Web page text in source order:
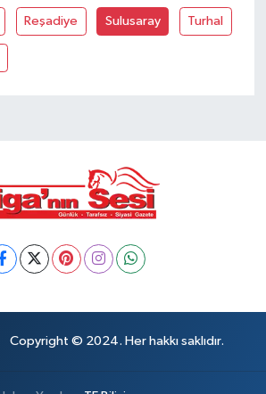
Reşadiye Sulusaray Turhal
Copyright © 2024. Her hakkı saklıdır.